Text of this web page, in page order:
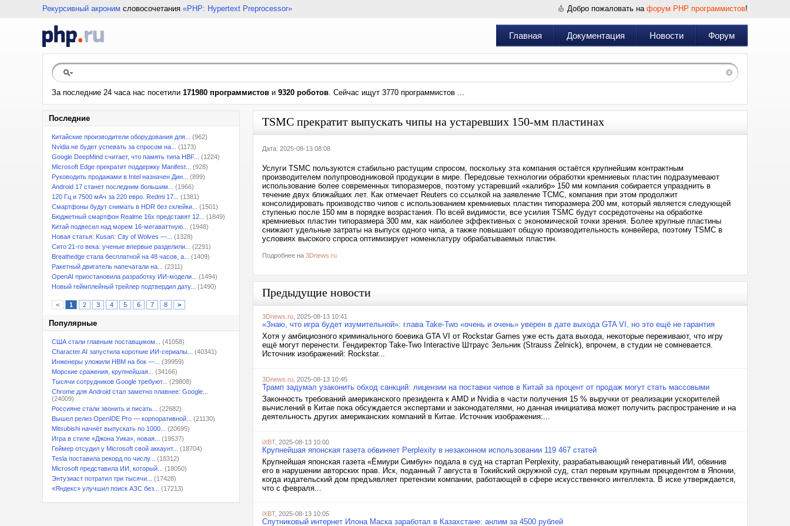
Рекурсивный акроним словосочетания «PHP: Hypertext Preprocessor» Добро пожаловать на форум PHP программистов!
Главная Документация Новости Форум
За последние 24 часа нас посетили 171980 программистов и 9320 роботов. Сейчас ищут 3770 программистов ...
Последние
Китайские производители оборудования для...
(962)
Nvidia не будет успевать за спросом на...
(1173)
Google DeepMind считает, что память типа HBF...
(1224)
Microsoft Edge прекратит поддержку Manifest...
(928)
Руководить продажами в Intel назначен Дин...
(899)
Android 17 станет последним большим...
(1966)
120 Гц и 7500 мАч за 220 евро. Redmi 17...
(1381)
Смартфоны будут снимать в HDR без склейки...
(1501)
Бюджетный смартфон Realme 16x представят 12...
(1849)
Китай подвесил над морем 16-мегаваттную...
(1948)
Новая статья: Kusan: City of Wolves —...
(1328)
Сито 21-го века: ученые впервые разделили...
(2291)
Breathedge стала бесплатной на 48 часов, а...
(1409)
Ракетный двигатель напечатали на...
(2311)
OpenAI приостановила разработку ИИ-модели...
(1494)
Новый геймплейный трейлер подтвердил дату...
(1490)
< 1 2 3 4 5 6 7 8 >
Популярные
США стали главным поставщиком...
(41058)
Character.AI запустила короткие ИИ-сериалы...
(40341)
Инженеры уложили HBM на бок —...
(39959)
Морские сражения, крупнейшая...
(34166)
Тысячи сотрудников Google требуют...
(29808)
Chrome для Android стал заметно плавнее: Google...
(24009)
Россияне стали звонить и писать...
(22682)
Вышел релиз OpenIDE Pro — корпоративной...
(21130)
Mitsubishi начнёт выпускать по 1000...
(20695)
Игра в стиле «Джона Уика», новая...
(19537)
Геймер отсудил у Microsoft свой аккаунт...
(18704)
Tesla поставила рекорд по числу...
(18312)
Microsoft представила ИИ, который...
(18050)
Энтузиаст потратил три тысячи...
(17428)
«Яндекс» улучшил поиск АЗС без...
(17213)
TSMC прекратит выпускать чипы на устаревших 150-мм пластинах
Дата: 2025-08-13 08:08
Услуги TSMC пользуются стабильно растущим спросом, поскольку эта компания остаётся крупнейшим контрактным
производителем полупроводниковой продукции в мире. Передовые технологии обработки кремниевых пластин подразумевают
использование более современных типоразмеров, поэтому устаревший «калибр» 150 мм компания собирается упразднить в
течение двух ближайших лет. Как отмечает Reuters со ссылкой на заявление TCMC, компания при этом продолжит
консолидировать производство чипов с использованием кремниевых пластин типоразмера 200 мм, который является следующей
ступенью после 150 мм в порядке возрастания. По всей видимости, все усилия TSMC будут сосредоточены на обработке
кремниевых пластин типоразмера 300 мм, как наиболее эффективных с экономической точки зрения. Более крупные пластины
снижают удельные затраты на выпуск одного чипа, а также повышают общую производительность конвейера, поэтому TSMC в
условиях высокого спроса оптимизирует номенклатуру обрабатываемых пластин.
Подробнее на 3Dnews.ru
Предыдущие новости
3Dnews.ru , 2025-08-13 10:41
«Знаю, что игра будет изумительной»: глава Take-Two «очень и очень» уверен в дате выхода GTA VI, но это ещё не гарантия
Хотя у амбициозного криминального боевика GTA VI от Rockstar Games уже есть дата выхода, некоторые переживают, что игру
ещё могут перенести. Гендиректор Take-Two Interactive Штраус Зельник (Strauss Zelnick), впрочем, в студии не сомневается.
Источник изображений: Rockstar...
3Dnews.ru , 2025-08-13 10:45
Трамп задумал узаконить обход санкций: лицензии на поставки чипов в Китай за процент от продаж могут стать массовыми
Законность требований американского президента к AMD и Nvidia в части получения 15 % выручки от реализации ускорителей
вычислений в Китае пока обсуждается экспертами и законодателями, но данная инициатива может получить распространение и на
деятельность других американских компаний в Китае. Источник изображения:...
iXBT, 2025-08-13 10:00
Крупнейшая японская газета обвиняет Perplexity в незаконном использовании 119 467 статей
Крупнейшая японская газета «Ёмиури Симбун» подала в суд на стартап Perplexity, разрабатывающий генеративный ИИ, обвинив
его в нарушении авторских прав. Иск, поданный 7 августа в Токийский окружной суд, стал первым крупным прецедентом в Японии,
когда издательский дом предъявляет претензии компании, работающей в сфере искусственного интеллекта. В иске утверждается,
что с февраля...
iXBT, 2025-08-13 10:05
Спутниковый интернет Илона Маска заработал в Казахстане: анлим за 4500 рублей